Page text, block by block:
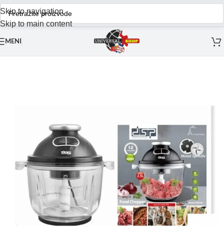
Skip to navigation
Skip to main content
MENI